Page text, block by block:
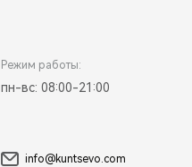
Режим работы:
пн-вс: 08:00-21:00
info@kuntsevo.com